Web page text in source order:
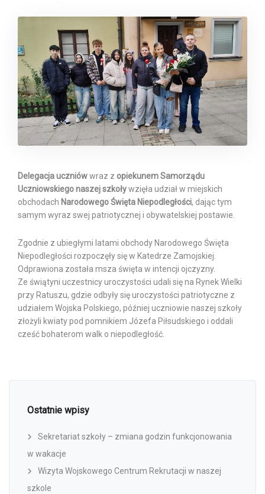
Delegacja uczniówwraz z opiekunem Samorządu
Uczniowskiego naszej szkoływzięła udział w miejskich
obchodach Narodowego Święta Niepodległości, dając tym
samym wyraz swej patriotycznej i obywatelskiej postawie.
Zgodnie z ubiegłymi latami obchody Narodowego Święta
Niepodległości rozpoczęły się w Katedrze Zamojskiej.
Odprawiona została msza święta w intencji ojczyzny.
Ze świątyni uczestnicy uroczystości udali się na Rynek Wielki
przy Ratuszu, gdzie odbyły się uroczystości patriotyczne z
udziałem Wojska Polskiego, później uczniowie naszej szkoły
złożyli kwiaty pod pomnikiem Józefa Piłsudskiego i oddali
cześć bohaterom walk o niepodległość.
Ostatnie wpisy
Sekretariat szkoły – zmiana godzin funkcjonowania
w wakacje
Wizyta Wojskowego Centrum Rekrutacji w naszej
szkole